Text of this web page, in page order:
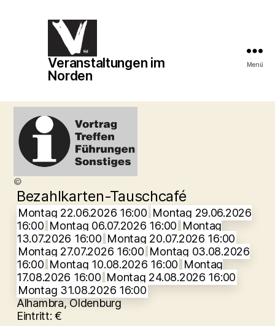
Veranstaltungen
im
Veranstaltungen im
Norden
Menü
©
Bezahlkarten-Tauschcafé
Montag 22.06.2026 16:00 Montag 29.06.2026
16:00 Montag 06.07.2026 16:00 Montag
13.07.2026 16:00 Montag 20.07.2026 16:00
Montag 27.07.2026 16:00 Montag 03.08.2026
16:00 Montag 10.08.2026 16:00 Montag
17.08.2026 16:00 Montag 24.08.2026 16:00
Montag 31.08.2026 16:00
Alhambra, Oldenburg
Eintritt: €